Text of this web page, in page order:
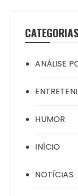
CATEGORIAS
ANÁLISE
HUMOR
INÍCIO
NOTÍCIAS